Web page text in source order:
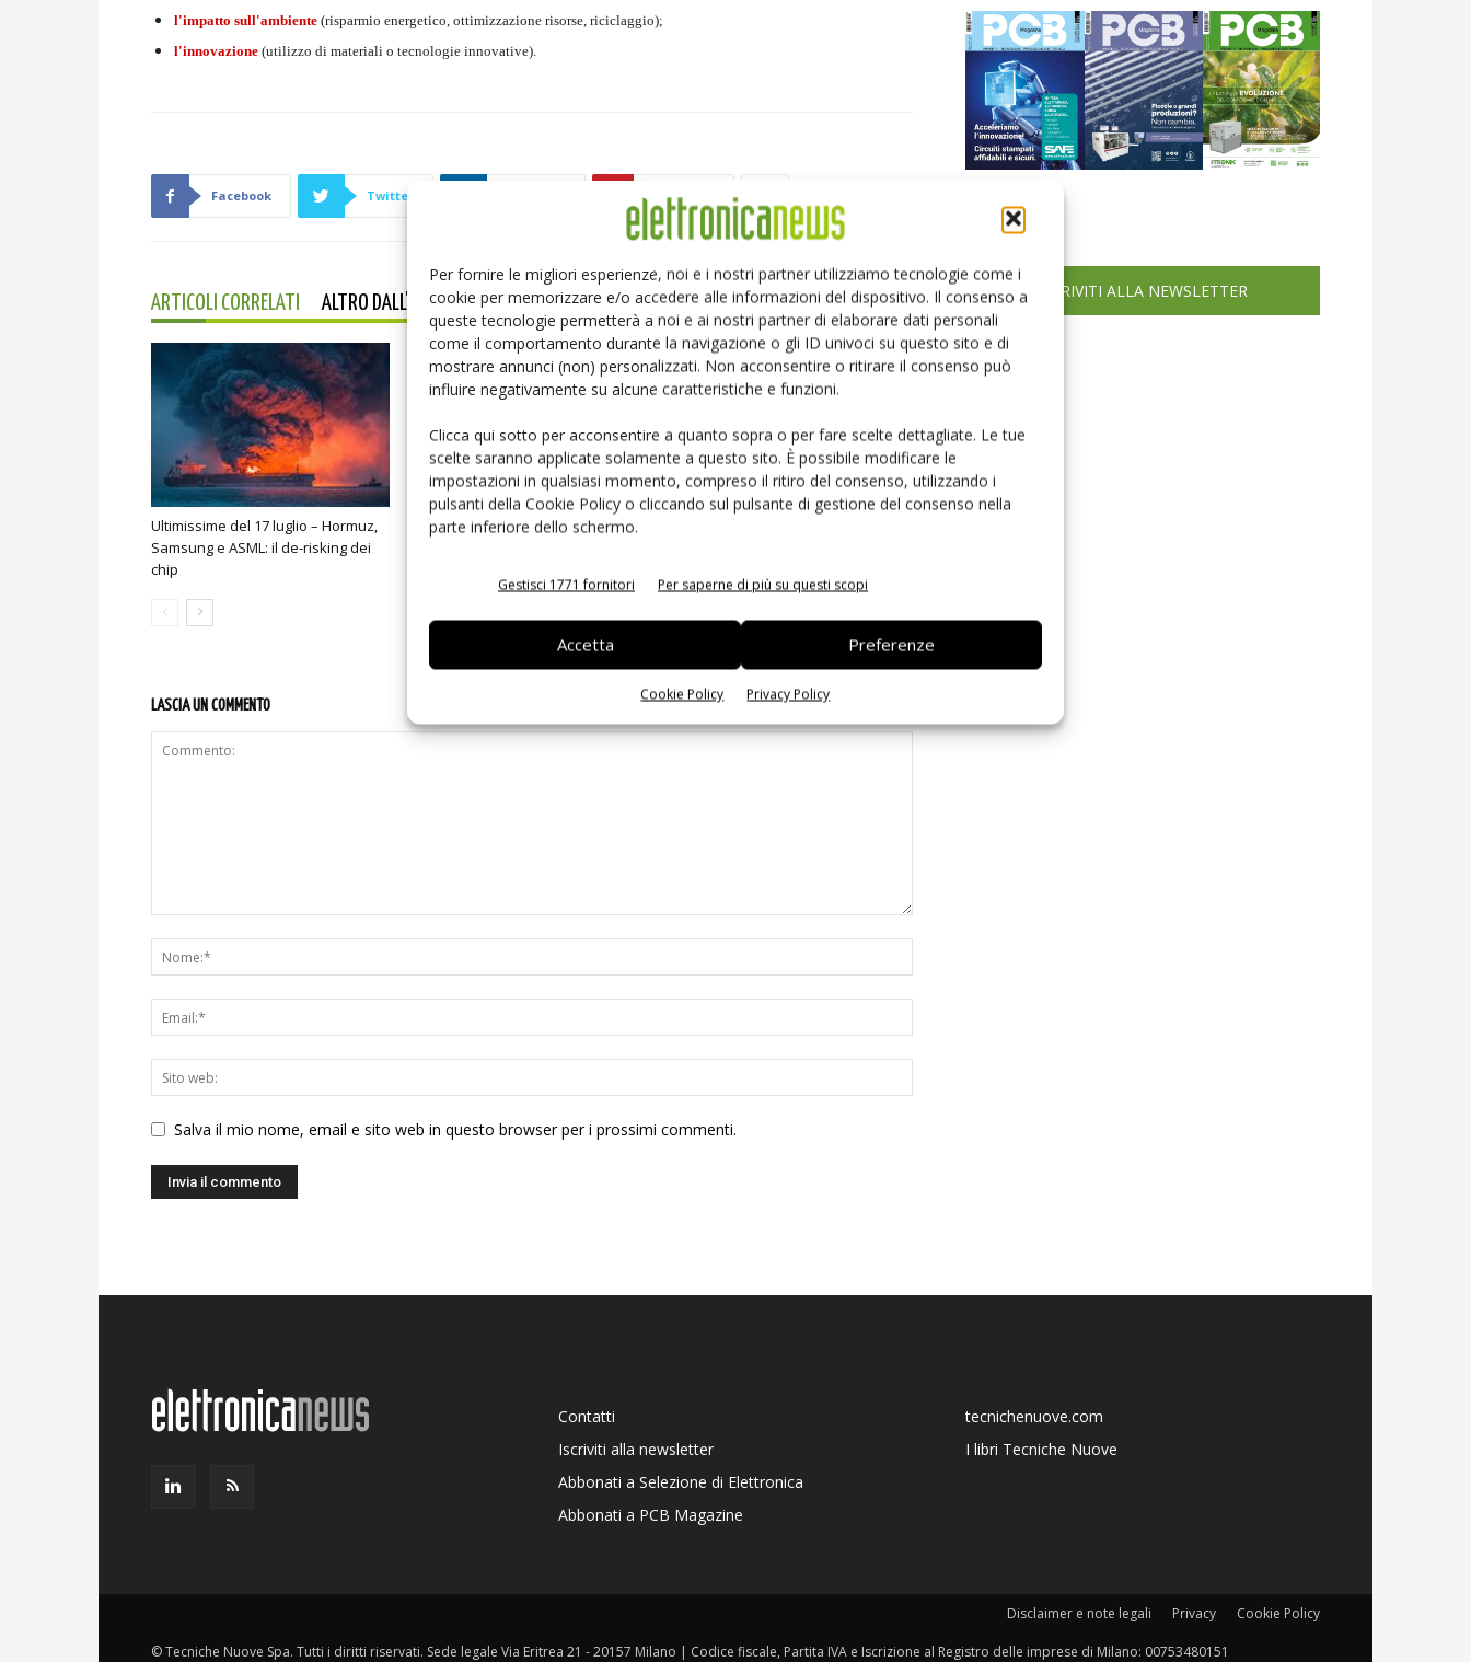
Per fornire le migliori esperienze, noi e i nostri partner utilizziamo tecnologie come i
cookie per memorizzare e/o accedere alle informazioni del dispositivo. Il consenso a
queste tecnologie permetterà a noi e ai nostri partner di elaborare dati personali
come il comportamento durante la navigazione o gli ID univoci su questo sito e di
mostrare annunci (non) personalizzati. Non acconsentire o ritirare il consenso può
influire negativamente su alcune caratteristiche e funzioni.
Clicca qui sotto per acconsentire a quanto sopra o per fare scelte dettagliate. Le tue
scelte saranno applicate solamente a questo sito. È possibile modificare le
impostazioni in qualsiasi momento, compreso il ritiro del consenso, utilizzando i
pulsanti della Cookie Policy o cliccando sul pulsante di gestione del consenso nella
parte inferiore dello schermo.
Gestisci 1771 fornitori Per saperne di più su questi scopi
Accetta Preferenze
Cookie Policy Privacy Policy
l'impatto sull'ambiente (risparmio energetico, ottimizzazione risorse, riciclaggio);
l'innovazione (utilizzo di materiali o tecnologie innovative).
Facebook Twitter Pinterest
ARTICOLI CORRELATI ALTRO DALL'AUTORE
Ultimissime del 17 luglio – Hormuz,
Samsung e ASML: il de-risking dei
chip
Le ultimissime del 28 maggio –
LASCIA UN COMMENTO
Salva il mio nome, email e sito web in questo browser per i prossimi commenti.
ISCRIVITI ALLA NEWSLETTER
Contatti
Iscriviti alla newsletter
Abbonati a Selezione di Elettronica
Abbonati a PCB Magazine
tecnichenuove.com
I libri Tecniche Nuove
Disclaimer e note legali Privacy Cookie Policy
© Tecniche Nuove Spa. Tutti i diritti riservati. Sede legale Via Eritrea 21 - 20157 Milano | Codice fiscale, Partita IVA e Iscrizione al Registro delle imprese di Milano: 00753480151